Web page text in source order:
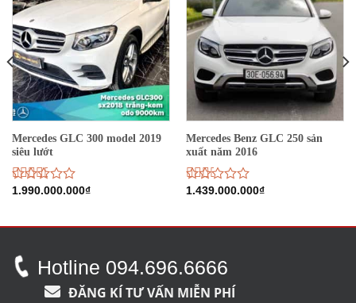
Mercedes GLC 300 model 2019
siêu lướt
Được
2.825
1.990.000.000₫
Mercedes Benz GLC 250 sản
xuất năm 2016
Được
2.20
1.439.000.000₫
Hotline 094.696.6666
ĐĂNG KÍ TƯ VẤN MIỄN PHÍ